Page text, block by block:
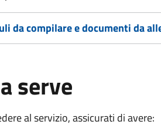
da compilare e documenti da
serve
al servizio, assicurati di avere: